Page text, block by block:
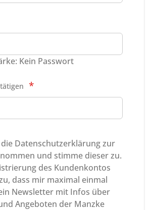
Kein Passwort
Datenschutzerklärungzur
und stimme dieser zu.
des Kundenkontos
dass mir maximal einmal
Newsletter mit Infos über
Angeboten der Manzke